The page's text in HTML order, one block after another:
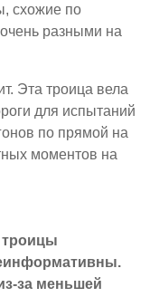
схожие по
очень разными на
Эта троица вела
для испытаний
по прямой на
моментов на
троицы
за меньшей